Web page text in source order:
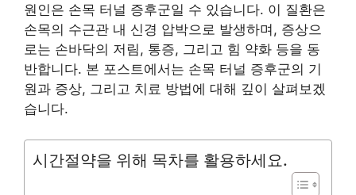
원인은 손목 터널 증후군일 수 있습니다. 이 질환은
손목의 수근관 내 신경 압박으로 발생하며, 증상으
로는 손바닥의 저림, 통증, 그리고 힘 약화 등을 동
반합니다. 본 포스트에서는 손목 터널 증후군의 기
원과 증상, 그리고 치료 방법에 대해 깊이 살펴보겠
습니다.
시간절약을 위해 목차를 활용하세요.